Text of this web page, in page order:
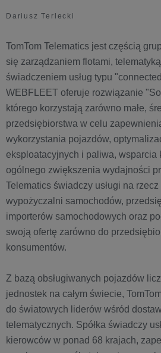
Dariusz Terlecki
TomTom Telematics jest częścią
się zarządzaniem flotami,
świadczeniem usług typu
WEBFLEET oferuje rozwiązanie
którego korzystają zarówno małe,
przedsiębiorstwa w celu
wykorzystania pojazdów,
eksploatacyjnych i paliwa, wsparcia
ogólnego zwiększenia wydajności
Telematics świadczy usługi na
wypożyczalni samochodów,
importerów samochodowych oraz
swoją ofertę zarówno do
konsumentów.
Z bazą obsługiwanych pojazdów
jednostek na całym świecie,
do światowych liderów wśród
telematycznych. Spółka świadczy
kierowców w ponad 68 krajach,